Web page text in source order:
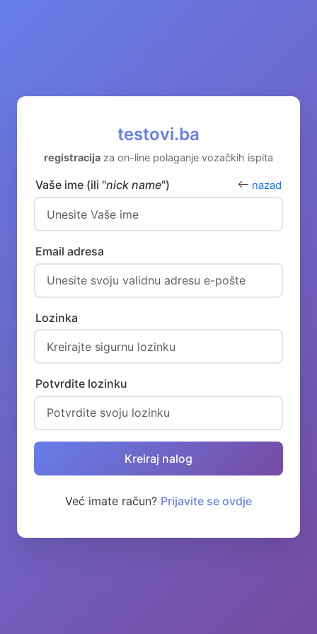
testovi.ba
registracija za on-line polaganje vozačkih ispita
Vaše ime (ili "nick name") nazad
Email adresa
Lozinka
Potvrdite lozinku
Kreiraj nalog
Već imate račun? Prijavite se ovdje